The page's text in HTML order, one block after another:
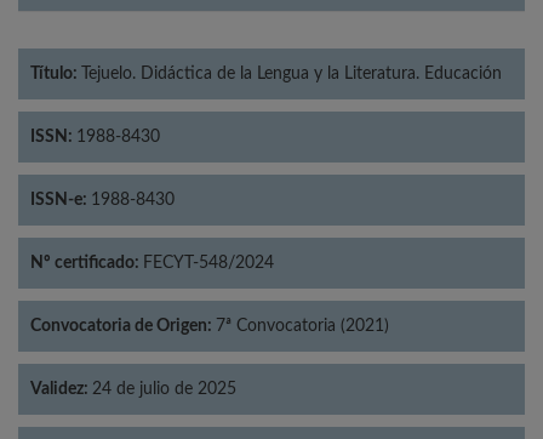
Título: Tejuelo. Didáctica de la Lengua y la Literatura. Educación
ISSN: 1988-8430
ISSN-e: 1988-8430
Nº certificado: FECYT-548/2024
Convocatoria de Origen: 7ª Convocatoria (2021)
Validez: 24 de julio de 2025